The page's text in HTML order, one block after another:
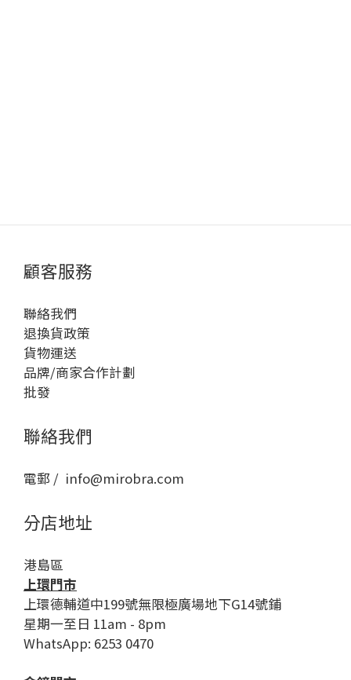
顧客服務
聯絡我們
退換貨政策
貨物運送
品牌/商家合作計劃
批發
聯絡我們
電郵 / info@mirobra.com
分店地址
港島區
上環門市
上環德輔道中199號無限極廣場地下G14號鋪
星期一至日 11am - 8pm
WhatsApp: 6253 0470